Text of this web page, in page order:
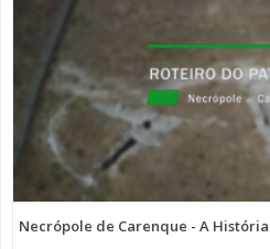
Necrópole de Carenque - A